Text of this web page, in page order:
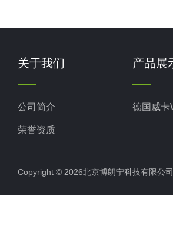
关于我们
公司简介
荣誉资质
产品展
德国威卡
Copyright © 2026北京博朗宁科技有限公